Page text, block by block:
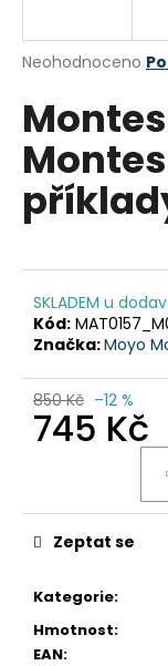
Průměrné
produktu
je
0,0
5
hvězdiček.
Neohodnoceno
SKLADEM u
Kód:
Značka:Moyo
850 Kč –12 %
745 Kč
Kategorie:
Hmotnost:
EAN:
Zeptat se
j
t
?
D
o
p
o
u
m
e